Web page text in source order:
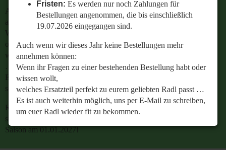
Fristen: Es werden nur noch Zahlungen für
Bestellungen angenommen, die bis einschließlich
19.07.2026 eingegangen sind.
Auch wenn wir dieses Jahr keine Bestellungen mehr
annehmen können:
Wenn ihr Fragen zu einer bestehenden Bestellung habt oder
wissen wollt,
welches Ersatzteil perfekt zu eurem geliebten Radl passt …
Es ist auch weiterhin möglich, uns per E-Mail zu schreiben,
um euer Radl wieder fit zu bekommen.
Retrobike wünscht euch eine gesunde Radlzeit und freut
Auch wenn wir dieses Jahr keine Bestellungen mehr
annehmen können:
Wenn ihr Fragen zu einer bestehenden Bestellung habt
oder wissen wollt,
welches Ersatzteil perfekt zu eurem geliebten Radl passt
…
Es ist auch weiterhin möglich, uns per E-Mail zu
schreiben, um euer Radl wieder fit zu bekommen.
Retrobike wünscht euch eine gesunde Radlzeit und freut
sich schon jetzt auf den gemeinsamen Start in die neue
Saison am 01.01.2027!